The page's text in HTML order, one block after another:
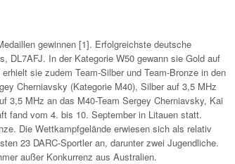
gewinnen [1]. Erfolgreichste deutsche
DL7AFJ. In der Kategorie W50 gewann sie Gold auf
sie zudem Team-Silber und Team-Bronze in den
Cherniavsky (Kategorie M40), Silber auf 3,5 MHz
3,5 MHz an das M40-Team Sergey Cherniavsky, Kai
fand vom 4. bis 10. September in Litauen statt.
Die Wettkampfgelände erwiesen sich als relativ
23 DARC-Sportler an, darunter zwei Jugendliche.
außer Konkurrenz aus Australien.